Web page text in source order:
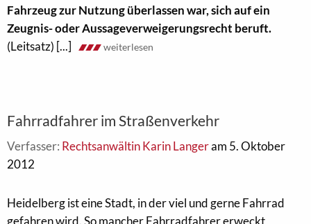
Fahrzeug zur Nutzung überlassen war, sich auf ein
Zeugnis- oder Aussageverweigerungsrecht beruft.
(Leitsatz) [...]
weiterlesen
Fahrradfahrer im Straßenverkehr
Verfasser: Rechtsanwältin Karin Langeram 5. Oktober
2012
Heidelberg ist eine Stadt, in der viel und gerne Fahrrad
gefahren wird. So mancher Fahrradfahrer erweckt